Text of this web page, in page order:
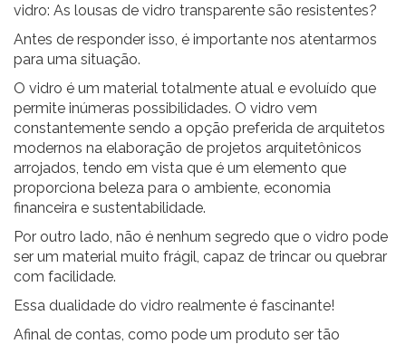
vidro: As lousas de vidro transparente são resistentes?
Antes de responder isso, é importante nos atentarmos
para uma situação.
O vidro é um material totalmente atual e evoluído que
permite inúmeras possibilidades. O vidro vem
constantemente sendo a opção preferida de arquitetos
modernos na elaboração de projetos arquitetônicos
arrojados, tendo em vista que é um elemento que
proporciona beleza para o ambiente, economia
financeira e sustentabilidade.
Por outro lado, não é nenhum segredo que o vidro pode
ser um material muito frágil, capaz de trincar ou quebrar
com facilidade.
Essa dualidade do vidro realmente é fascinante!
Afinal de contas, como pode um produto ser tão